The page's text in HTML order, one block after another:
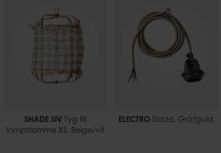
SHADE SIV Tyg till
lampstomme XS, Beige/vit
ELECTRO Sladd, Grå/guld